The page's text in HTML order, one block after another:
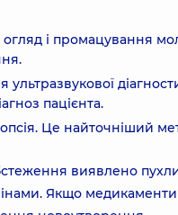
і промацування
пацієнта.
Це найточніший
виявлено
Якщо